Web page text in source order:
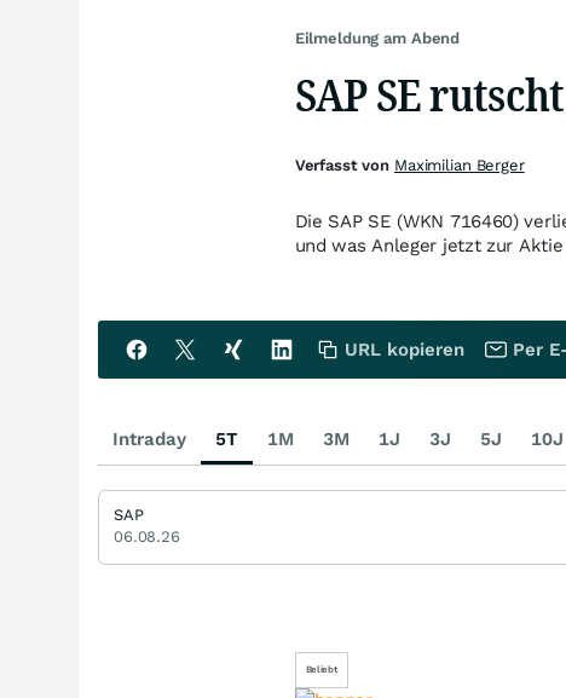
Eilmeldung am Abend
SAP SE
Die SAP SE (WKN 716460)
und was Anleger jetzt zur
Beliebt
Verfasst von Maximilian Berger
URL kopieren Per
Intraday 5T 1M 3M 1J 3J 5J 10J
SAP
06.08.26